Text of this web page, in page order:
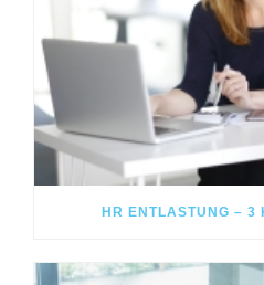
HR ENTLASTUNG – 3